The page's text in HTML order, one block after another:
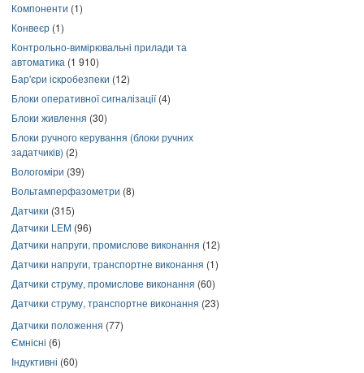
Компоненти (1)
Конвеєр (1)
Контрольно-вимірювальні прилади та
автоматика (1 910)
Бар'єри іскробезпеки (12)
Блоки оперативної сигналізації(4)
Блоки живлення (30)
Блоки ручного керування (блоки ручних
задатчиків) (2)
Вологоміри (39)
Вольтамперфазометри (8)
Датчики (315)
Датчики LEM (96)
Датчики напруги, промислове виконання (12)
Датчики напруги, транспортне виконання (1)
Датчики струму, промислове виконання (60)
Датчики струму, транспортне виконання (23)
Датчики положення (77)
Ємнісні (6)
Індуктивні (60)